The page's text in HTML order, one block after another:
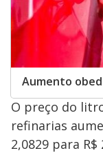
Aumento
O preço do
refinarias
2,0829 para